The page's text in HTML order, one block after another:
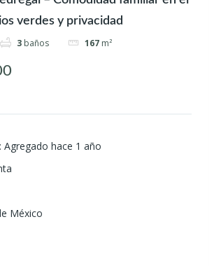
verdes y privacidad
3 baños 167 m²
: Agregado hace 1 año
México